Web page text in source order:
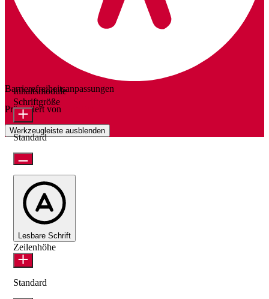
Barrierefreiheitsanpassungen
Präsentiert von
Werkzeugleiste ausblenden
Inhaltsmodule
Schriftgröße
Standard
Lesbare Schrift
Zeilenhöhe
Standard